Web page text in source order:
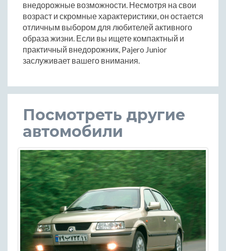
внедорожные возможности. Несмотря на свои
возраст и скромные характеристики, он остается
отличным выбором для любителей активного
образа жизни. Если вы ищете компактный и
практичный внедорожник, Pajero Junior
заслуживает вашего внимания.
Посмотреть другие
автомобили